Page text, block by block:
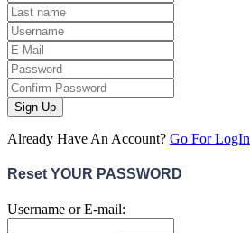
Sign Up
Already Have An Account? Go For LogIn
Reset YOUR PASSWORD
Username or E-mail: